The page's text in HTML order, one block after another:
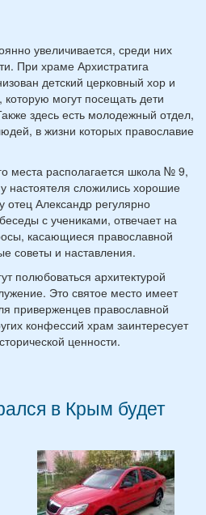
увеличивается, среди них
При храме Архистратига
детский церковный хор и
могут посещать дети
здесь есть молодежный отдел,
в жизни которых православие
места располагается школа № 9,
настоятеля сложились хорошие
Александр регулярно
с учениками, отвечает на
касающиеся православной
советы и наставления.
полюбоваться архитектурой
Это святое место имеет
приверженцев православной
конфессий храм заинтересует
ценности.
в Крым будет